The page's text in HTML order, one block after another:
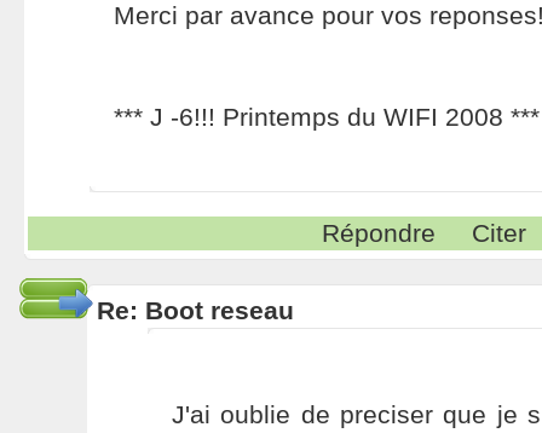
Merci par avance pour vos
*** J -6!!! Printemps du WIFI 2008 ***
Répondre Citer
Re: Boot reseau
J'ai oublie de preciser que je